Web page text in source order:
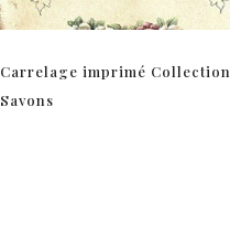
Carrelage imprimé Collection
Savons